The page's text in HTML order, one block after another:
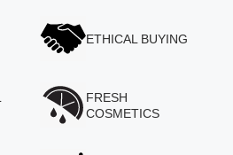
ETHICAL BUYING
FRESH
COSMETICS